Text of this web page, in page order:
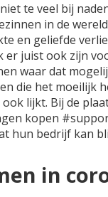
te veel bij
in de
en geliefde
er juist ook zijn
waar dat
die het moeilijk
lijkt. Bij de
kopen
hun bedrijf kan
in